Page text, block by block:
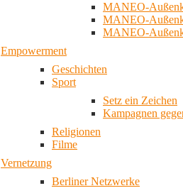
MANEO-
MANEO-
MANEO-
Empowerment
Geschichten
Sport
Setz ein Zeichen
Kampagnen
Religionen
Filme
Vernetzung
Berliner Netzwerke